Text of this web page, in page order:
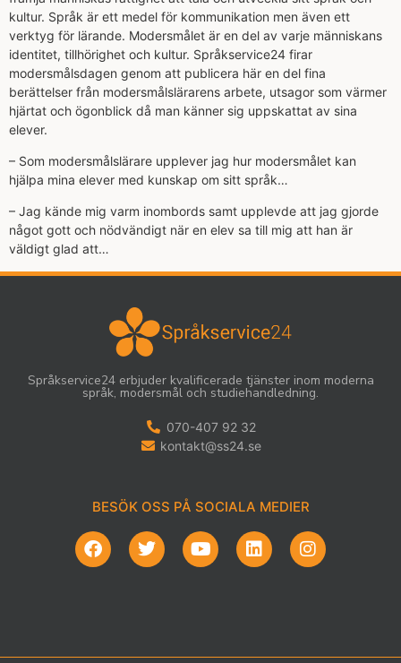
kultur. Språk är ett medel för kommunikation men även ett
verktyg för lärande. Modersmålet är en del av varje människans
identitet, tillhörighet och kultur. Språkservice24 firar
modersmålsdagen genom att publicera här en del fina
berättelser från modersmålslärarens arbete, utsagor som värmer
hjärtat och ögonblick då man känner sig uppskattat av sina
elever.
– Som modersmålslärare upplever jag hur modersmålet kan
hjälpa mina elever med kunskap om sitt språk…
– Jag kände mig varm inombords samt upplevde att jag gjorde
något gott och nödvändigt när en elev sa till mig att han är
väldigt glad att…
Språkservice24 erbjuder kvalificerade tjänster inom moderna
språk, modersmål och studiehandledning.
070-407 92 32
kontakt@ss24.se
BESÖK OSS PÅ SOCIALA MEDIER